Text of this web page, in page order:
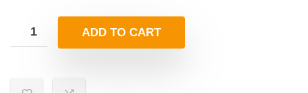
ADD TO CART